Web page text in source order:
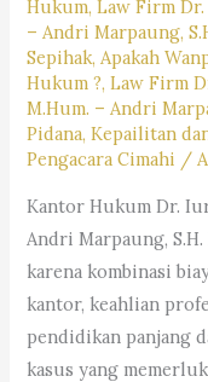
#kabupatenbandung,
#kotacimahi,
#saranjasahukum,
#mencaripengacara,
Hukum,Law Firm
– Andri Marpaung,
Sepihak, Apakah
Hukum ?,Law Firm
M.Hum. – Andri
Pidana, Kepailitan
Pengacara Cimahi /
Kantor Hukum Dr.
Andri Marpaung,
karena kombinasi
kantor, keahlian
pendidikan panjang
kasus yang